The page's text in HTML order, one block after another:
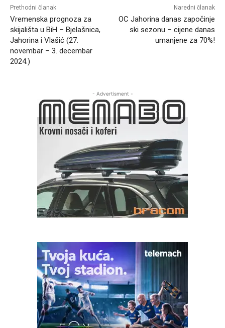
Prethodni članak
Vremenska prognoza za
skijališta u BiH – Bjelašnica,
Jahorina i Vlašić (27.
novembar – 3. decembar
2024.)
Naredni članak
OC Jahorina danas započinje
ski sezonu – cijene danas
umanjene za 70%!
- Advertisment -